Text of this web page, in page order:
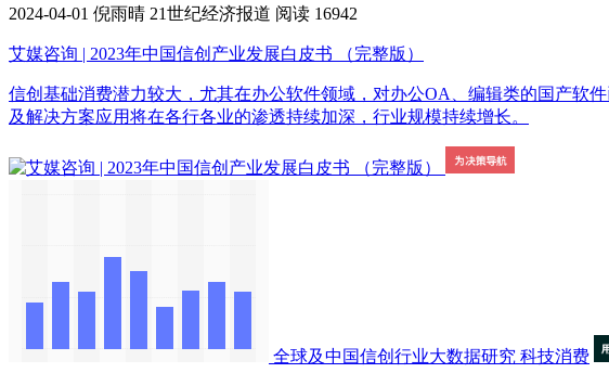
2024-04-01 倪雨晴 21世纪经济报道 阅读 16942
艾媒咨询 | 2023年中国信创产业发展白皮书 （完整版）
信创基础消费潜力较大，尤其在办公软件领域，对办公OA、编辑类的国产软
及解决方案应用将在各行各业的渗透持续加深，行业规模持续增长。
全球及中国信创行业大数据研究 科技消费